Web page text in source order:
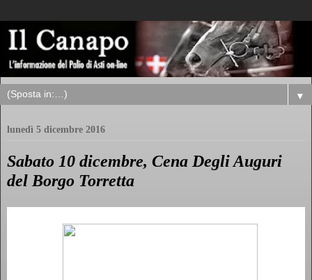
▼
lunedì 5 dicembre 2016
Sabato 10 dicembre, Cena Degli Auguri
del Borgo Torretta